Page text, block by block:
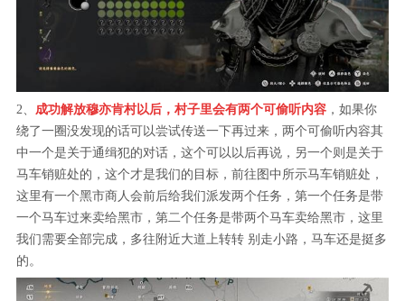
2、 成功解放穆亦肯村以后，村子里会有两个可偷听内容，如果你
绕了一圈没发现的话可以尝试传送一下再过来，两个可偷听内容其
中一个是关于通缉犯的对话，这个可以以后再说，另一个则是关于
马车销赃处的，这个才是我们的目标，前往图中所示马车销赃处，
这里有一个黑市商人会前后给我们派发两个任务，第一个任务是带
一个马车过来卖给黑市，第二个任务是带两个马车卖给黑市，这里
我们需要全部完成，多往附近大道上转转 别走小路，马车还是挺多
的。